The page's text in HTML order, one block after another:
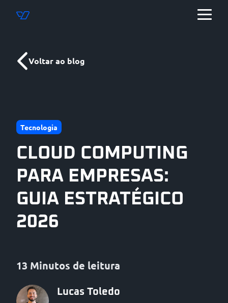
Voltar ao blog
Tecnologia
CLOUD COMPUTING
PARA EMPRESAS:
GUIA ESTRATÉGICO
2026
13 Minutos de leitura
Lucas Toledo